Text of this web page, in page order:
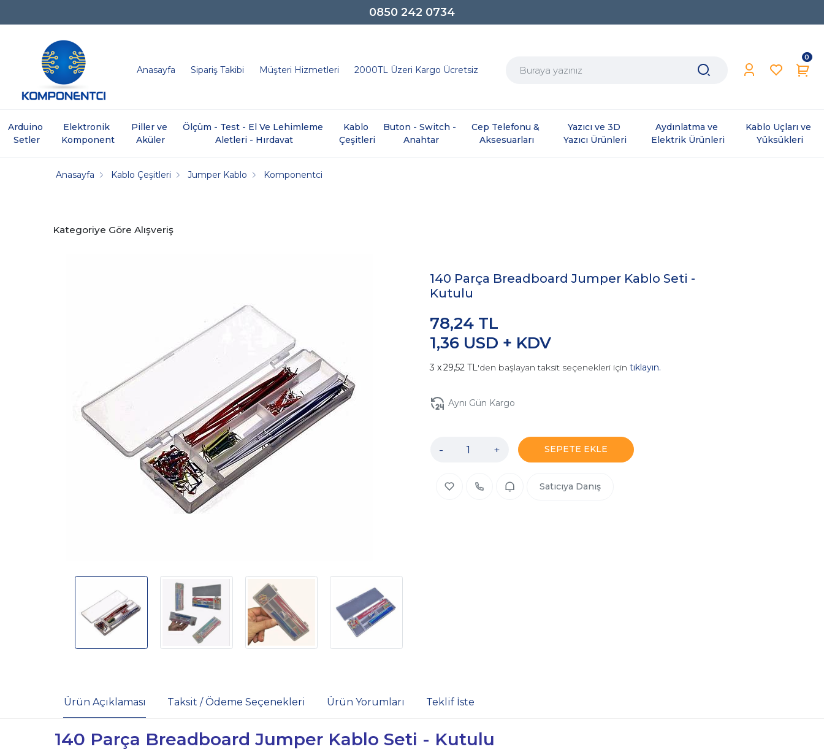
0850 242 0734
Anasayfa Sipariş Takibi Müşteri Hizmetleri 2000TL Üzeri Kargo Ücretsiz
0
Arduino
Setler
Elektronik
Komponent
Piller ve
Aküler
Ölçüm - Test - El Ve Lehimleme
Aletleri - Hırdavat
Kablo
Çeşitleri
Buton - Switch -
Anahtar
Cep Telefonu &
Aksesuarları
Yazıcı ve 3D
Yazıcı Ürünleri
Aydınlatma ve
Elektrik Ürünleri
Kablo Uçları ve
Yüksükleri
Anasayfa Kablo Çeşitleri Jumper Kablo Komponentci
Kategoriye Göre Alışveriş
140 Parça Breadboard Jumper Kablo Seti -
Kutulu
1,36 USD + KDV
78,24 TL
29,52 TL'den başlayan taksit seçenekleri için tıklayın.
Aynı Gün Kargo
- + SEPETE EKLE
Satıcıya Danış
Ürün Açıklaması Taksit / Ödeme Seçenekleri Ürün Yorumları Teklif İste
140 Parça Breadboard Jumper Kablo Seti - Kutulu